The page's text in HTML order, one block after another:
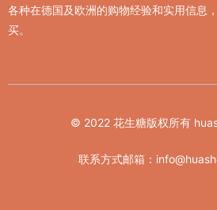
各种在德国及欧洲的购物经验和实用信息
买。
© 2022 花生糖版权所有
联系方式邮箱：